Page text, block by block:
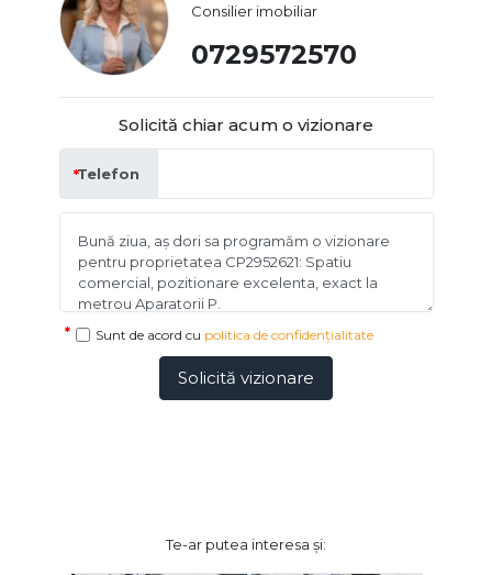
Consilier imobiliar
0729572570
Solicită chiar acum o vizionare
Telefon
Sunt de acord cu politica de confidențialitate
Solicită vizionare
Te-ar putea interesa și: